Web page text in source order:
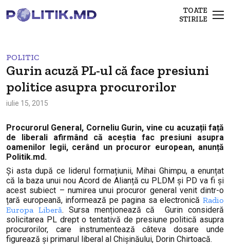
TOATE
STIRILE
POLITIC
Gurin acuză PL-ul că face presiuni
politice asupra procurorilor
iulie 15, 2015
Procurorul General, Corneliu Gurin, vine cu acuzații față
de liberali afirmând că aceștia fac presiuni asupra
oamenilor legii, cerând un procuror european, anunță
Politik.md.
Și asta după ce liderul formațiunii, Mihai Ghimpu, a enunțat
că la baza unui nou Acord de Alianță cu PLDM și PD va fi și
acest subiect – numirea unui procuror general venit dintr-o
țară europeană, informează pe pagina sa electronică Radio
Europa Liberă. Sursa menționează că Gurin consideră
solicitarea PL drept o tentativă de presiune politică asupra
procurorilor, care instrumentează câteva dosare unde
figurează și primarul liberal al Chișinăului, Dorin Chirtoacă.